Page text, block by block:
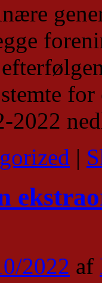
2022
|
2022 af